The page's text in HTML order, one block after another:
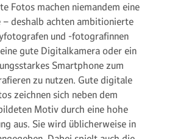
Fotos machen niemandem eine
– deshalb achten ambitionierte
und -fotografinnen
gute Digitalkamera oder ein
Smartphone zum
zu nutzen. Gute digitale
zeichnen sich neben dem
Motiv durch eine hohe
aus. Sie wird üblicherweise in